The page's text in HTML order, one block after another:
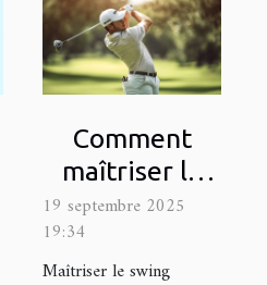
Comment
maîtriser le
swing parfait
en vidéo ?
19 septembre 2025
19:34
Maîtriser le swing